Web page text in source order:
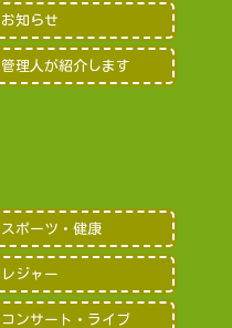
お知らせ
管理人が紹介します
スポーツ・健康
レジャー
コンサート・ライブ